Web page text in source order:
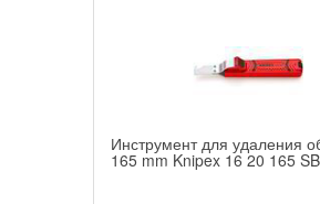
Инструмент для удаления
165 mm Knipex 16 20 165 SB